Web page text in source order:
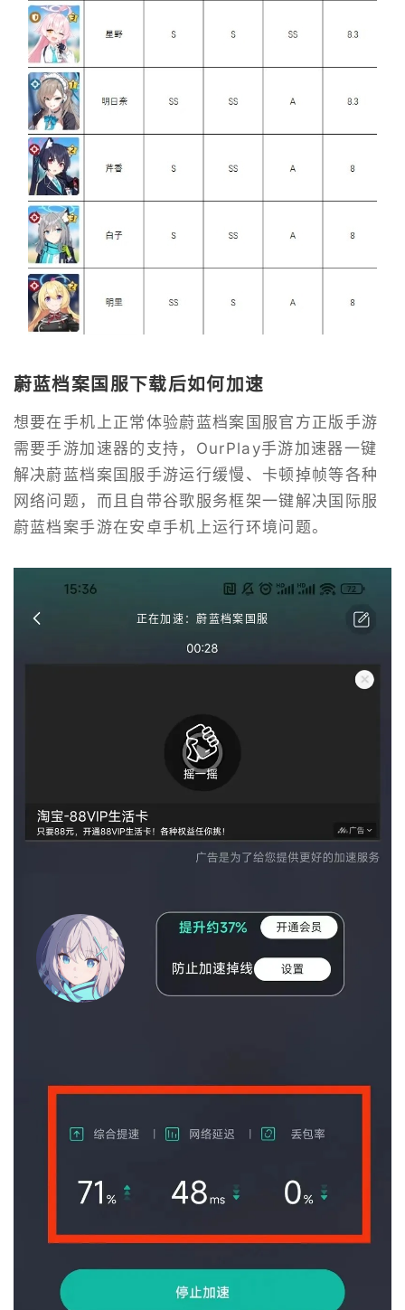
蔚蓝档案国服下载后如何加速
想要在手机上正常体验蔚蓝档案国服官方正版手游
需要手游加速器的支持，OurPlay手游加速器一键
解决蔚蓝档案国服手游运行缓慢、卡顿掉帧等各种
网络问题，而且自带谷歌服务框架一键解决国际服
蔚蓝档案手游在安卓手机上运行环境问题。
正在加速：蔚蓝档案国服